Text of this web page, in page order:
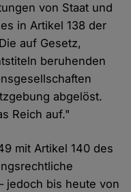
von Staat und
in Artikel 138 der
auf Gesetz,
beruhenden
abgelöst.
Reich auf."
mit Artikel 140 des
jedoch bis heute von